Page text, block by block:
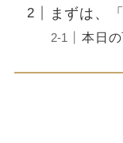
まずは、
本日の